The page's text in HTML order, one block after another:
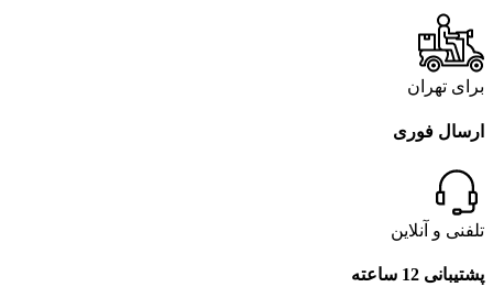
برای تهران
ارسال فوری
تلفنی و آنلاین
پشتیبانی 12 ساعته